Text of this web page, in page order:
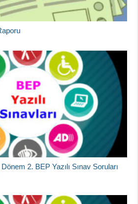
2. BEP Yazılı Sınav Soruları